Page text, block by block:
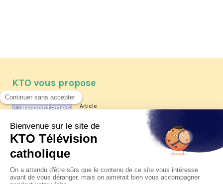
KTO vous propose
Article
Les reportages d'été 2026 de KTO
XIV à Assise à suivre sur KTO le
jeudi 6 août